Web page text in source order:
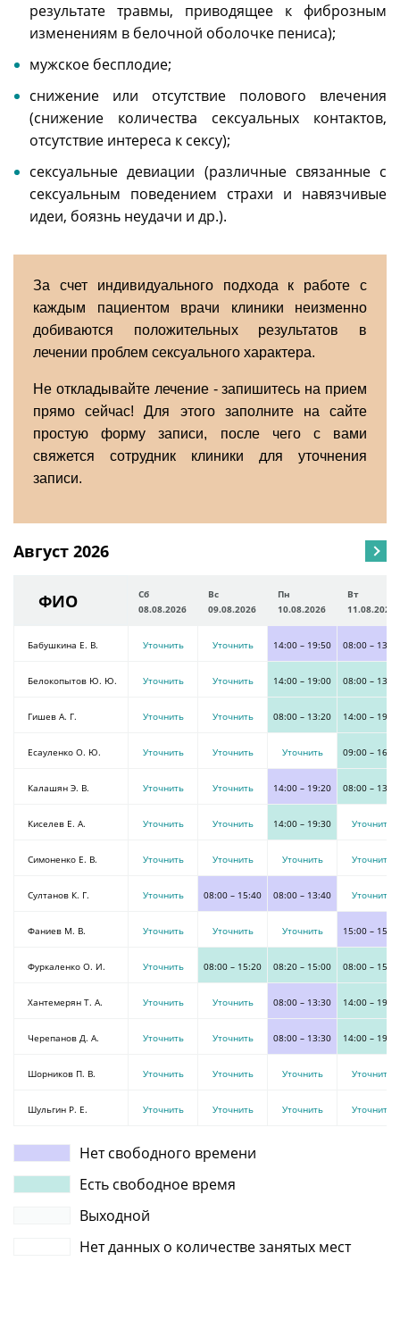
результате травмы, приводящее к фиброзным
изменениям в белочной оболочке пениса);
мужское бесплодие;
снижение или отсутствие полового влечения
(снижение количества сексуальных контактов,
отсутствие интереса к сексу);
сексуальные девиации (различные связанные с
сексуальным поведением страхи и навязчивые
идеи, боязнь неудачи и др.).
За счет индивидуального подхода к работе с
каждым пациентом врачи клиники неизменно
добиваются положительных результатов в
лечении проблем сексуального характера.
Не откладывайте лечение - запишитесь на прием
прямо сейчас! Для этого заполните на сайте
простую форму записи, после чего с вами
свяжется сотрудник клиники для уточнения
записи.
Август 2026
ФИО
Сб
08.08.2026
Вс
09.08.2026
Пн
10.08.2026
Вт
11.08.2026
Бабушкина Е. В. Уточнить Уточнить 14:00 – 19:50 08:00 – 13:30
Белокопытов Ю. Ю. Уточнить Уточнить 14:00 – 19:00 08:00 – 13:20
Гишев А. Г. Уточнить Уточнить 08:00 – 13:20 14:00 – 19:00
Есауленко О. Ю. Уточнить Уточнить Уточнить 09:00 – 16:00
Калашян Э. В. Уточнить Уточнить 14:00 – 19:20 08:00 – 13:40
Киселев Е. А. Уточнить Уточнить 14:00 – 19:30 Уточнить
Симоненко Е. В. Уточнить Уточнить Уточнить Уточнить
Султанов К. Г. Уточнить 08:00 – 15:40 08:00 – 13:40 Уточнить
Фаниев М. В. Уточнить Уточнить Уточнить 15:00 – 15:00
Фуркаленко О. И. Уточнить 08:00 – 15:20 08:20 – 15:00 08:00 – 15:10
Хантемерян Т. А. Уточнить Уточнить 08:00 – 13:30 14:00 – 19:00
Черепанов Д. А. Уточнить Уточнить 08:00 – 13:30 14:00 – 19:00
Шорников П. В. Уточнить Уточнить Уточнить Уточнить
Шульгин Р. Е. Уточнить Уточнить Уточнить Уточнить
Нет свободного времени
Есть свободное время
Выходной
Нет данных о количестве занятых мест